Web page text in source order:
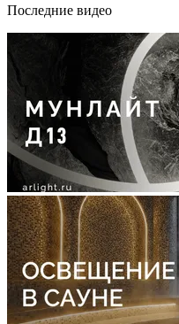
Последние видео